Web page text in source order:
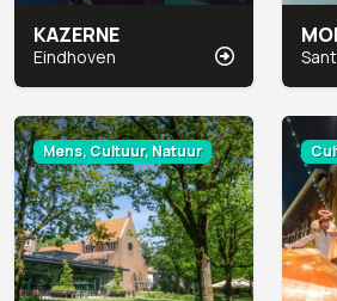
KAZERNE
Eindhoven
Mens, Cultuur, Natuur